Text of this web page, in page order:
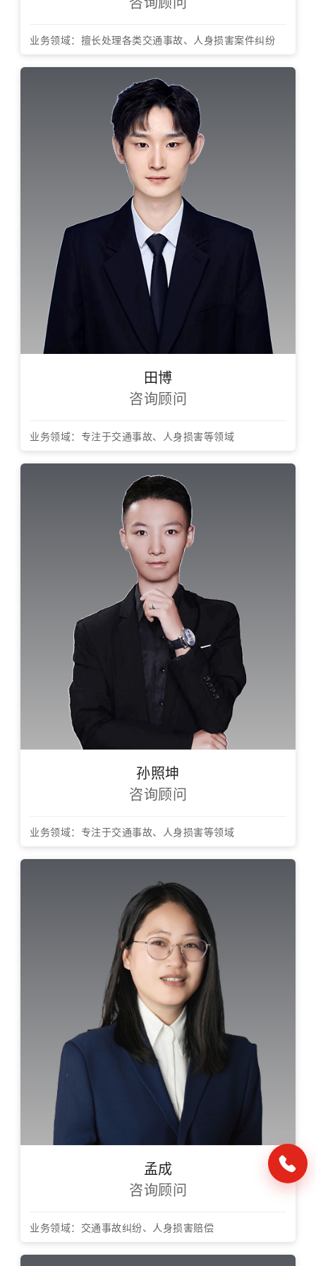
业务领域：擅长处理各类交通事故、人身损害案件纠纷
田博
咨询顾问
业务领域：专注于交通事故、人身损害等领域
孙照坤
咨询顾问
业务领域：专注于交通事故、人身损害等领域
孟成
咨询顾问
业务领域：交通事故纠纷、人身损害赔偿